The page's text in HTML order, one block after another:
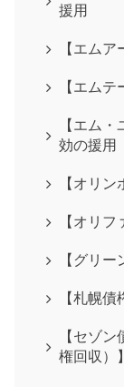
援用
【エム
【エム
【エム
効の援用
【オリ
【オリ
【グリ
【札幌
【セゾ
権回収）